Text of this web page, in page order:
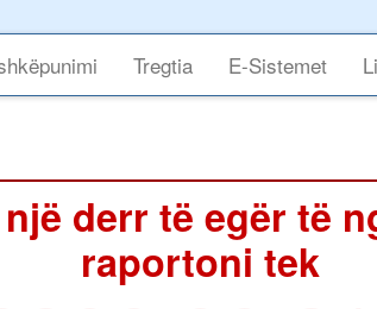
Tregtia E-Sistemet
derr të egër të
raportoni tek